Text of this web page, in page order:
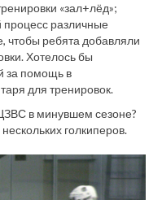
«зал+лёд»;
процесс различные
чтобы ребята добавляли
Хотелось бы
за помощь в
для тренировок.
в минувшем сезоне?
голкиперов.